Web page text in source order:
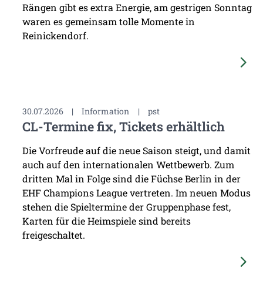
Rängen gibt es extra Energie, am gestrigen Sonntag
waren es gemeinsam tolle Momente in
Reinickendorf.
30.07.2026 | Information | pst
CL-Termine fix, Tickets erhältlich
Die Vorfreude auf die neue Saison steigt, und damit
auch auf den internationalen Wettbewerb. Zum
dritten Mal in Folge sind die Füchse Berlin in der
EHF Champions League vertreten. Im neuen Modus
stehen die Spieltermine der Gruppenphase fest,
Karten für die Heimspiele sind bereits
freigeschaltet.